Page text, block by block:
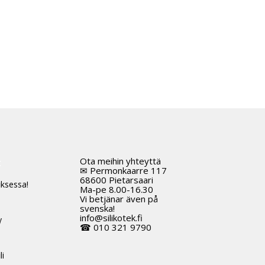
Ota meihin yhteyttä
✉ Permonkaarre 117
68600 Pietarsaari
Ma-pe 8.00-16.30
Vi betjänar även på
svenska!
info@silikotek.fi
☎ 010 321 9790